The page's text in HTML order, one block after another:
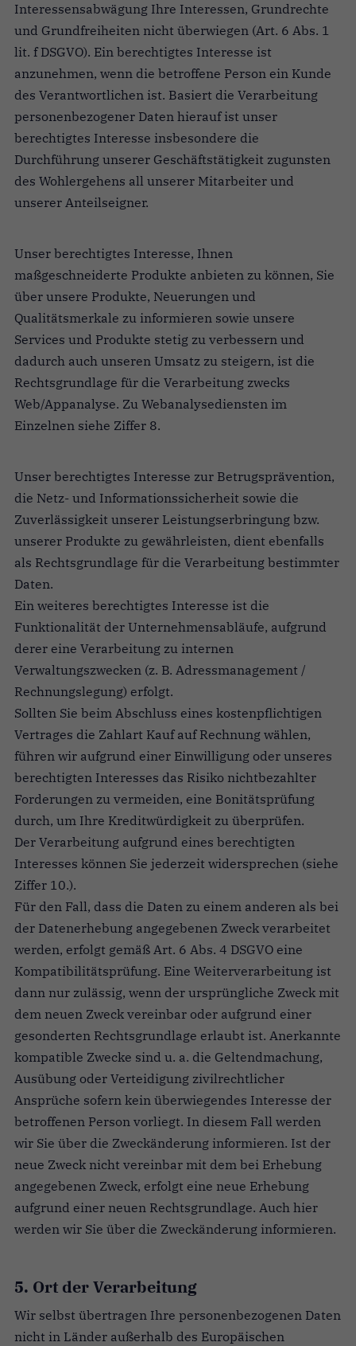
Interessensabwägung Ihre Interessen, Grundrechte
und Grundfreiheiten nicht überwiegen (Art. 6 Abs. 1
lit. f DSGVO). Ein berechtigtes Interesse ist
anzunehmen, wenn die betroffene Person ein Kunde
des Verantwortlichen ist. Basiert die Verarbeitung
personenbezogener Daten hierauf ist unser
berechtigtes Interesse insbesondere die
Durchführung unserer Geschäftstätigkeit zugunsten
des Wohlergehens all unserer Mitarbeiter und
unserer Anteilseigner.
Unser berechtigtes Interesse, Ihnen
maßgeschneiderte Produkte anbieten zu können, Sie
über unsere Produkte, Neuerungen und
Qualitätsmerkale zu informieren sowie unsere
Services und Produkte stetig zu verbessern und
dadurch auch unseren Umsatz zu steigern, ist die
Rechtsgrundlage für die Verarbeitung zwecks
Web/Appanalyse. Zu Webanalysediensten im
Einzelnen siehe Ziffer 8.
Unser berechtigtes Interesse zur Betrugsprävention,
die Netz- und Informationssicherheit sowie die
Zuverlässigkeit unserer Leistungserbringung bzw.
unserer Produkte zu gewährleisten, dient ebenfalls
als Rechtsgrundlage für die Verarbeitung bestimmter
Daten.
Ein weiteres berechtigtes Interesse ist die
Funktionalität der Unternehmensabläufe, aufgrund
derer eine Verarbeitung zu internen
Verwaltungszwecken (z. B. Adressmanagement /
Rechnungslegung) erfolgt.
Sollten Sie beim Abschluss eines kostenpflichtigen
Vertrages die Zahlart Kauf auf Rechnung wählen,
führen wir aufgrund einer Einwilligung oder unseres
berechtigten Interesses das Risiko nichtbezahlter
Forderungen zu vermeiden, eine Bonitätsprüfung
durch, um Ihre Kreditwürdigkeit zu überprüfen.
Der Verarbeitung aufgrund eines berechtigten
Interesses können Sie jederzeit widersprechen (siehe
Ziffer 10.).
Für den Fall, dass die Daten zu einem anderen als bei
der Datenerhebung angegebenen Zweck verarbeitet
werden, erfolgt gemäß Art. 6 Abs. 4 DSGVO eine
Kompatibilitätsprüfung. Eine Weiterverarbeitung ist
dann nur zulässig, wenn der ursprüngliche Zweck mit
dem neuen Zweck vereinbar oder aufgrund einer
gesonderten Rechtsgrundlage erlaubt ist. Anerkannte
kompatible Zwecke sind u. a. die Geltendmachung,
Ausübung oder Verteidigung zivilrechtlicher
Ansprüche sofern kein überwiegendes Interesse der
betroffenen Person vorliegt. In diesem Fall werden
wir Sie über die Zweckänderung informieren. Ist der
neue Zweck nicht vereinbar mit dem bei Erhebung
angegebenen Zweck, erfolgt eine neue Erhebung
aufgrund einer neuen Rechtsgrundlage. Auch hier
werden wir Sie über die Zweckänderung informieren.
5. Ort der Verarbeitung
Wir selbst übertragen Ihre personenbezogenen Daten
nicht in Länder außerhalb des Europäischen